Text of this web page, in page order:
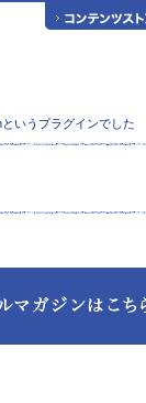
いうプラグインでした